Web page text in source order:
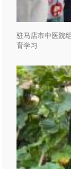
驻马店市中医院
育学习